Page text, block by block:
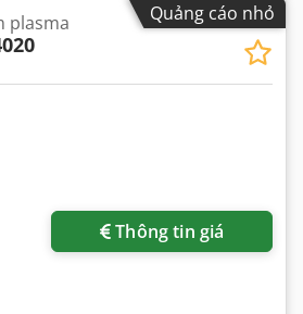
Quảng cáo nhỏ
plasma
Thông tin giá